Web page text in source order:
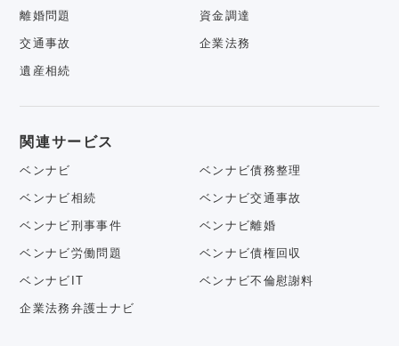
離婚問題 資金調達
交通事故 企業法務
遺産相続
関連サービス
ベンナビ ベンナビ債務整理
ベンナビ相続 ベンナビ交通事故
ベンナビ刑事事件 ベンナビ離婚
ベンナビ労働問題 ベンナビ債権回収
ベンナビIT ベンナビ不倫慰謝料
企業法務弁護士ナビ